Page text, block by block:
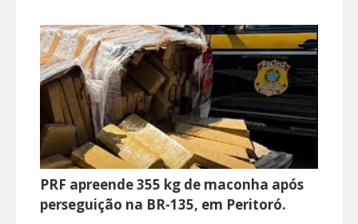
PRF apreende 355 kg de maconha após
perseguição na BR-135, em Peritoró.